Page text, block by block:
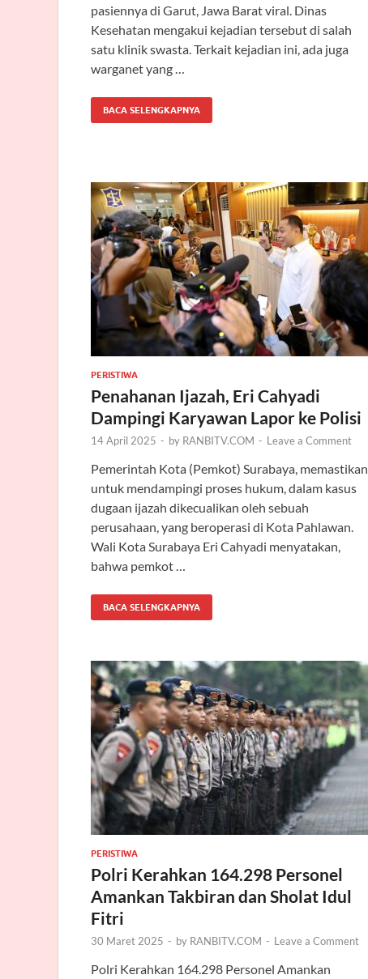
pasiennya di Garut, Jawa Barat viral. Dinas
Kesehatan mengakui kejadian tersebut di salah
satu klinik swasta. Terkait kejadian ini, ada juga
warganet yang …
BACA SELENGKAPNYA
PERISTIWA
Penahanan Ijazah, Eri Cahyadi
Dampingi Karyawan Lapor ke Polisi
14 April 2025 - by RANBITV.COM - Leave a Comment
Pemerintah Kota (Pemkot) Surabaya, memastikan
untuk mendampingi proses hukum, dalam kasus
dugaan ijazah dikecualikan oleh sebuah
perusahaan, yang beroperasi di Kota Pahlawan.
Wali Kota Surabaya Eri Cahyadi menyatakan,
bahwa pemkot …
BACA SELENGKAPNYA
PERISTIWA
Polri Kerahkan 164.298 Personel
Amankan Takbiran dan Sholat Idul
Fitri
30 Maret 2025 - by RANBITV.COM - Leave a Comment
Polri Kerahkan 164.298 Personel Amankan